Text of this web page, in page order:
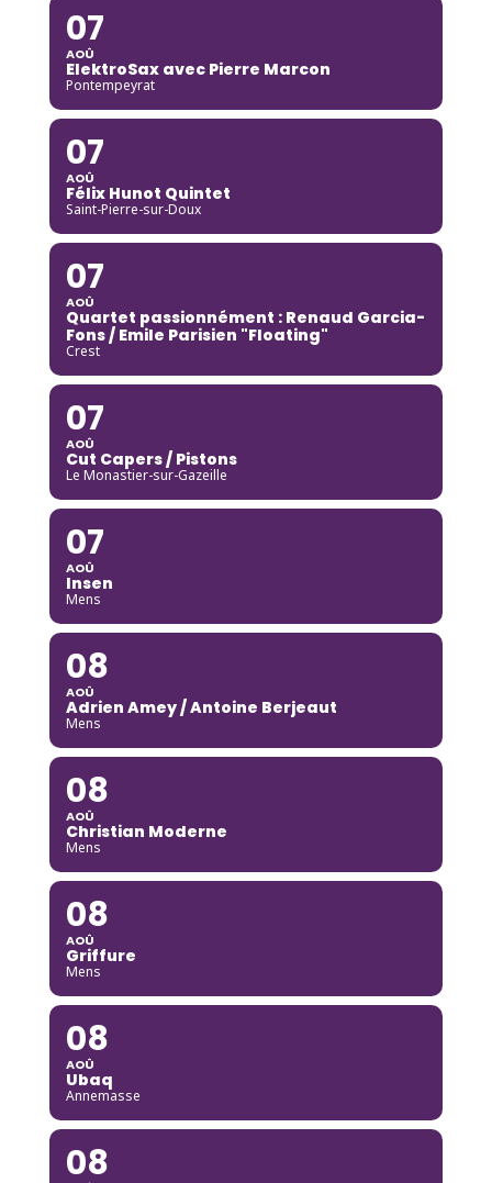
07
AOÛ
ElektroSax avec Pierre Marcon
Pontempeyrat
07
AOÛ
Félix Hunot Quintet
Saint-Pierre-sur-Doux
07
AOÛ
Quartet passionnément : Renaud Garcia-
Fons / Emile Parisien "Floating"
Crest
07
AOÛ
Cut Capers / Pistons
Le Monastier-sur-Gazeille
07
AOÛ
Insen
Mens
08
AOÛ
Adrien Amey / Antoine Berjeaut
Mens
08
AOÛ
Christian Moderne
Mens
08
AOÛ
Griffure
Mens
08
AOÛ
Ubaq
Annemasse
08